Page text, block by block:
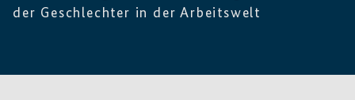
der Geschlechter in der Arbeitswelt